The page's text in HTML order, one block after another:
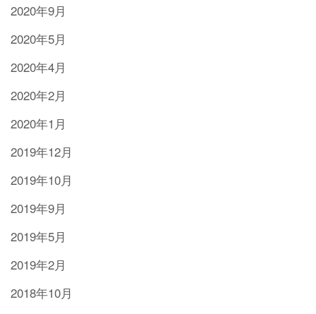
2020年9月
2020年5月
2020年4月
2020年2月
2020年1月
2019年12月
2019年10月
2019年9月
2019年5月
2019年2月
2018年10月